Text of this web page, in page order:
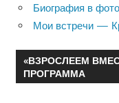
Биография в
Мои встречи —
«ВЗРОСЛЕЕМ
ПРОГРАММА